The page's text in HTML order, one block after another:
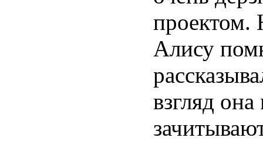
проектом.
Алису
взгляд